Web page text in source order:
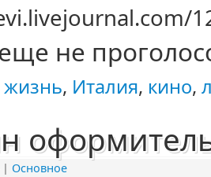
не
жизнь, Италия, кино,
| Основное